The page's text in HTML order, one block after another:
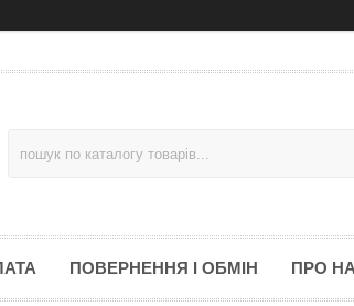
ПОВЕРНЕННЯ І ОБМІН ПРО